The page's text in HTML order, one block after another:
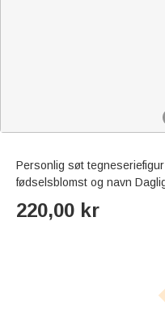
Personlig søt
fødselsblomst og navn
220,00 kr